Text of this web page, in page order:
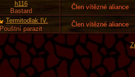
h116
Bastard
Člen vítězné aliance
Termitodlak IV.
Pouštní parazit
Člen vítězné aliance